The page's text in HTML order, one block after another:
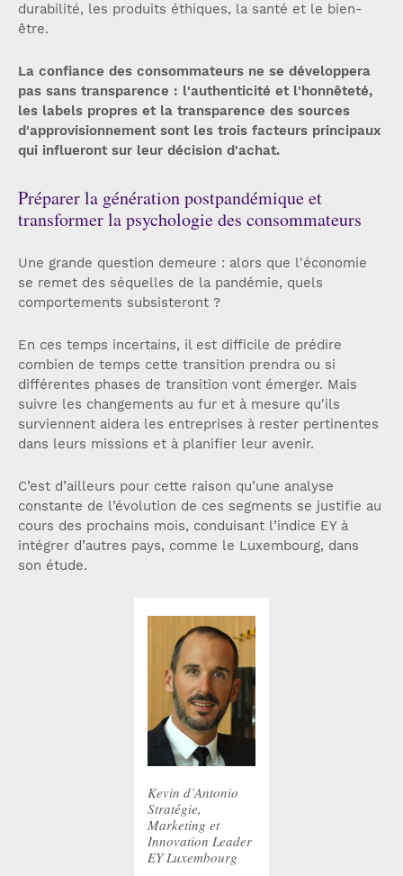
durabilité, les produits éthiques, la santé et le bien-
être.
La confiance des consommateurs ne se développera
pas sans transparence : l'authenticité et l'honnêteté,
les labels propres et la transparence des sources
d'approvisionnement sont les trois facteurs principaux
qui influeront sur leur décision d'achat.
Préparer la génération postpandémique et
transformer la psychologie des consommateurs
Une grande question demeure : alors que l'économie
se remet des séquelles de la pandémie, quels
comportements subsisteront ?
En ces temps incertains, il est difficile de prédire
combien de temps cette transition prendra ou si
différentes phases de transition vont émerger. Mais
suivre les changements au fur et à mesure qu'ils
surviennent aidera les entreprises à rester pertinentes
dans leurs missions et à planifier leur avenir.
C’est d’ailleurs pour cette raison qu’une analyse
constante de l’évolution de ces segments se justifie au
cours des prochains mois, conduisant l’indice EY à
intégrer d’autres pays, comme le Luxembourg, dans
son étude.
Kevin d’Antonio
Stratégie,
Marketing et
Innovation Leader
EY Luxembourg